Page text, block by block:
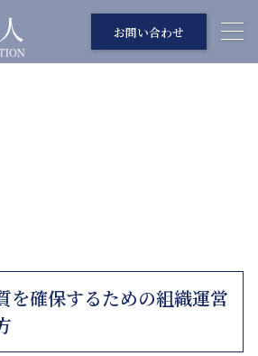
お問い合わせ
を確保するための組織運営